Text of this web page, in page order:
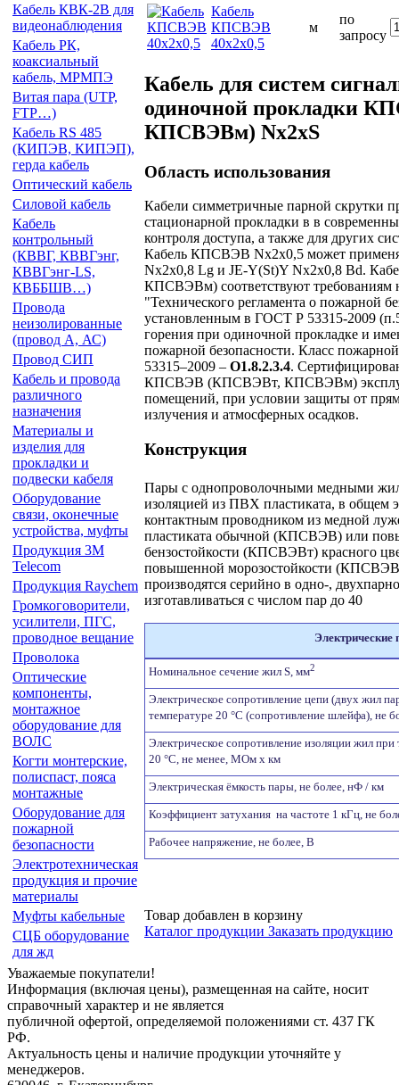
Кабель КВК-2В для
видеонаблюдения
Кабель РК,
коаксиальный
кабель, МРМПЭ
Витая пара (UTP,
FTP…)
Кабель RS 485
(КИПЭВ, КИПЭП),
герда кабель
Оптический кабель
Силовой кабель
Кабель
контрольный
(КВВГ, КВВГэнг,
КВВГэнг-LS,
КВББШВ…)
Провода
неизолированные
(провод А, АС)
Провод СИП
Кабель и провода
различного
назначения
Материалы и
изделия для
прокладки и
подвески кабеля
Оборудование
связи, оконечные
устройства, муфты
Продукция 3М
Telecom
Продукция Raychem
Громкоговорители,
усилители, ПГС,
проводное вещание
Проволока
Оптические
компоненты,
монтажное
оборудование для
ВОЛС
Когти монтерские,
полиспаст, пояса
монтажные
Оборудование для
пожарной
безопасности
Электротехническая
продукция и прочие
материалы
Муфты кабельные
СЦБ оборудование
для жд
Кабель
КПСВЭВ
40х2х0,5
м
по
запросу
Кабель для систем
одиночной прокладки
КПСВЭВм) Nx2xS
Область использования
Кабели симметричные парной скрутки
стационарной прокладки в в
контроля доступа, а также для других
Кабель КПСВЭВ Nx2x0,5 может
Nx2x0,8 Lg и JE-Y(St)Y Nx2x0,8 Bd.
КПСВЭВм) соответствуют требованиям
"Технического регламента о пожарной
установленным в ГОСТ Р 53315-2009
горения при одиночной прокладке и
пожарной безопасности. Класс
53315–2009 – О1.8.2.3.4.
КПСВЭВ (КПСВЭВт, КПСВЭВм)
помещений, при условии защиты от
излучения и атмосферных осадков.
Конструкция
Пары с однопроволочными медными
изоляцией из ПВХ пластиката, в общем
контактным проводником из медной
пластиката обычной (КПСВЭВ) или
бензостойкости (КПСВЭВт) красного
повышенной морозостойкости
производятся серийно в одно-,
изготавливаться с числом пар до 40
Электрические
Номинальное сечение жил S, мм2
Электрическое сопротивление цепи (двух жил
температуре 20 °C (сопротивление шлейфа), не
Электрическое сопротивление изоляции жил при
20 °C, не менее, МОм х км
Электрическая ёмкость пары, не более, нФ / км
Коэффициент затухания на частоте 1 кГц, не
Рабочее напряжение, не более, В
Товар добавлен в корзину
Каталог продукции Заказать продукцию
Уважаемые покупатели!
Информация (включая цены), размещенная на сайте, носит
справочный характер и не является
публичной офертой, определяемой положениями ст. 437 ГК
РФ.
Актуальность цены и наличие продукции уточняйте у
менеджеров.